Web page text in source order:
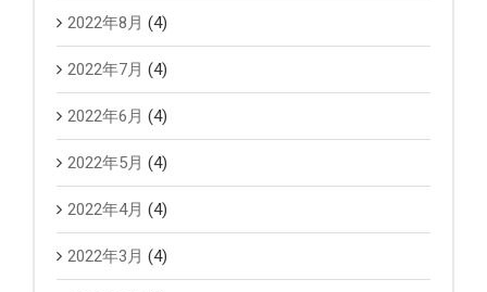
2022年8月 (4)
2022年7月 (4)
2022年6月 (4)
2022年5月 (4)
2022年4月 (4)
2022年3月 (4)